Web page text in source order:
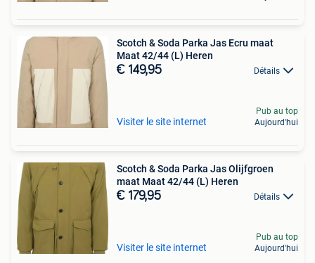
Scotch & Soda Parka Jas Ecru maat
Maat 42/44 (L) Heren
€ 149,95 Détails
Visiter le site internet
Pub au top
Aujourd'hui
Scotch & Soda Parka Jas Olijfgroen
maat Maat 42/44 (L) Heren
€ 179,95 Détails
Visiter le site internet
Pub au top
Aujourd'hui